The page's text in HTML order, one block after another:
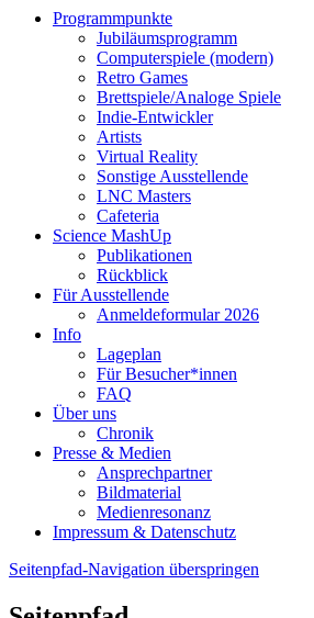
Programmpunkte
Jubiläumsprogramm
Computerspiele (modern)
Retro Games
Brettspiele/Analoge Spiele
Indie-Entwickler
Artists
Virtual Reality
Sonstige Ausstellende
LNC Masters
Cafeteria
Science MashUp
Publikationen
Rückblick
Für Ausstellende
Anmeldeformular 2026
Info
Lageplan
Für Besucher*innen
FAQ
Über uns
Chronik
Presse & Medien
Ansprechpartner
Bildmaterial
Medienresonanz
Impressum & Datenschutz
Seitenpfad-Navigation überspringen